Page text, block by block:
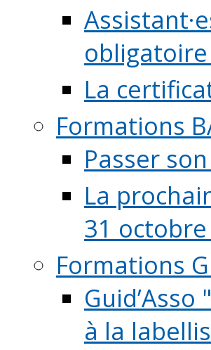
La
Formations
Passer
La
31 octobre
Formations
à la